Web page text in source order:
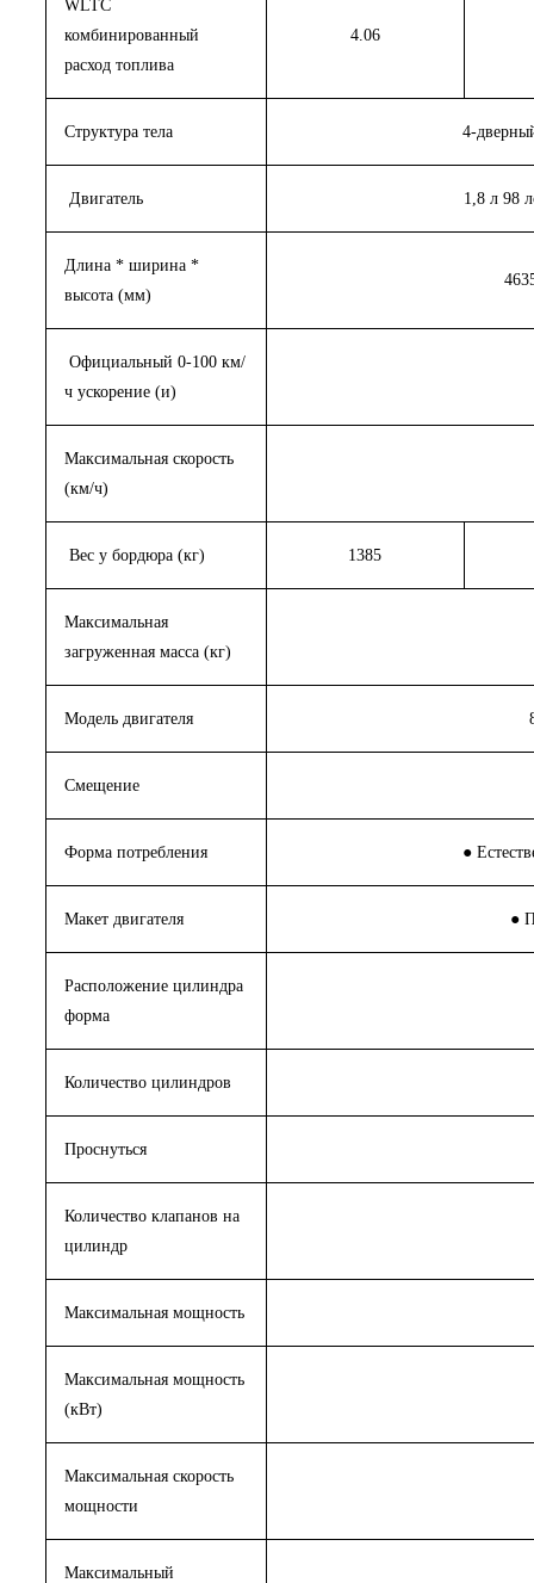
WLTC
комбинированный
расход топлива
4.06
Структура тела 4-
Двигатель 1,8 л 98
Длина * ширина *
высота (мм)
Официальный 0-100 км/
ч ускорение (и)
Максимальная скорость
(км/ч)
Вес у бордюра (кг) 1385
Максимальная
загруженная масса (кг)
Модель двигателя
Смещение
Форма потребления ●
Макет двигателя ●
Расположение цилиндра
форма
Количество цилиндров
Проснуться
Количество клапанов на
цилиндр
Максимальная мощность
Максимальная мощность
(кВт)
Максимальная скорость
мощности
Максимальный